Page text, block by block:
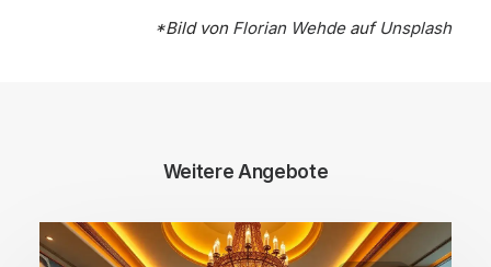
*Bild von Florian Wehdeauf Unsplash
Weitere Angebote